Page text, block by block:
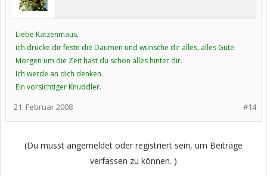
Liebe Katzenmaus,
ich drücke dir feste die Daumen und wünsche dir alles, alles Gute.
Morgen um die Zeit hast du schon alles hinter dir.
Ich werde an dich denken.
Ein vorsichtiger Knuddler.
#14
21. Februar 2008
(Du musst angemeldet oder registriert sein, um Beiträge
verfassen zu können. )